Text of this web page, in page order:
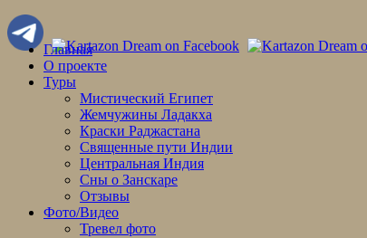
Skip
content
Главная
О проекте
Туры
Мистический Египет
Жемчужины Ладакха
Краски Раджастана
Священные пути Индии
Центральная Индия
Сны о Занскаре
Отзывы
Фото/Видео
Тревел фото